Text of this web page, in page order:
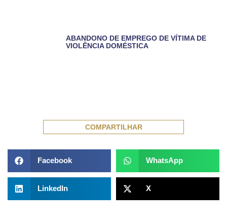
ABANDONO DE EMPREGO DE VÍTIMA DE
VIOLÊNCIA DOMÉSTICA
COMPARTILHAR
Facebook WhatsApp
LinkedIn X